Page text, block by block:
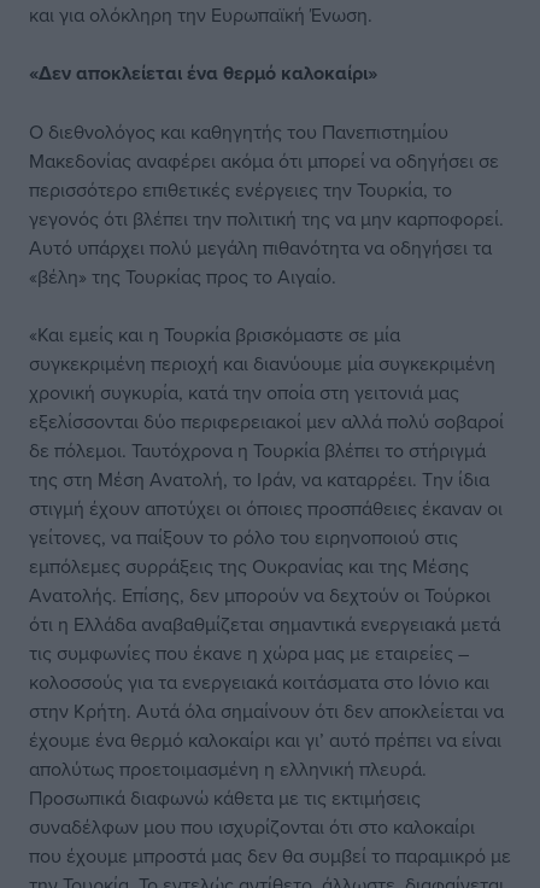
και για ολόκληρη την Ευρωπαϊκή Ένωση.
«Δεν αποκλείεται ένα θερμό καλοκαίρι»
Ο διεθνολόγος και καθηγητής του Πανεπιστημίου
Μακεδονίας αναφέρει ακόμα ότι μπορεί να οδηγήσει σε
περισσότερο επιθετικές ενέργειες την Τουρκία, το
γεγονός ότι βλέπει την πολιτική της να μην καρποφορεί.
Αυτό υπάρχει πολύ μεγάλη πιθανότητα να οδηγήσει τα
«βέλη» της Τουρκίας προς το Αιγαίο.
«Και εμείς και η Τουρκία βρισκόμαστε σε μία
συγκεκριμένη περιοχή και διανύουμε μία συγκεκριμένη
χρονική συγκυρία, κατά την οποία στη γειτονιά μας
εξελίσσονται δύο περιφερειακοί μεν αλλά πολύ σοβαροί
δε πόλεμοι. Ταυτόχρονα η Τουρκία βλέπει το στήριγμά
της στη Μέση Ανατολή, το Ιράν, να καταρρέει. Την ίδια
στιγμή έχουν αποτύχει οι όποιες προσπάθειες έκαναν οι
γείτονες, να παίξουν το ρόλο του ειρηνοποιού στις
εμπόλεμες συρράξεις της Ουκρανίας και της Μέσης
Ανατολής. Επίσης, δεν μπορούν να δεχτούν οι Τούρκοι
ότι η Ελλάδα αναβαθμίζεται σημαντικά ενεργειακά μετά
τις συμφωνίες που έκανε η χώρα μας με εταιρείες –
κολοσσούς για τα ενεργειακά κοιτάσματα στο Ιόνιο και
στην Κρήτη. Αυτά όλα σημαίνουν ότι δεν αποκλείεται να
έχουμε ένα θερμό καλοκαίρι και γι’ αυτό πρέπει να είναι
απολύτως προετοιμασμένη η ελληνική πλευρά.
Προσωπικά διαφωνώ κάθετα με τις εκτιμήσεις
συναδέλφων μου που ισχυρίζονται ότι στο καλοκαίρι
που έχουμε μπροστά μας δεν θα συμβεί το παραμικρό με